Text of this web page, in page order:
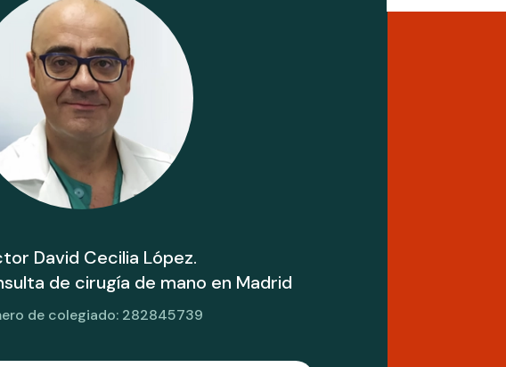
David Cecilia López.
de cirugía de mano en Madrid
de colegiado: 282845739